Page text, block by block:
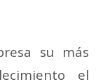
su más
el